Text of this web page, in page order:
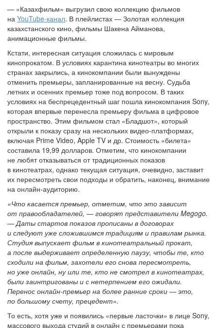
— «Казахфильм» выгрузил свою коллекцию фильмов
на YouTube-канал. В плейлистах — Золотая коллекция
казахстанского кино, фильмы Шакена Айманова,
анимационные фильмы.
Кстати, интересная ситуация сложилась с мировым
кинопрокатом. В условиях карантина кинотеатры во многих
странах закрылись, а кинокомпании были вынуждены
отменить премьеры, запланированные на весну. Судьба
летних и осенних премьер тоже под вопросом. В таких
условиях на беспрецедентный шаг пошла кинокомпания Sony,
которая впервые перенесла премьеру фильма в цифровое
пространство. Этим фильмом стал «Бладшот», который
открыли к показу сразу на нескольких видео-платформах,
включая Prime Video, Apple TV и др. Стоимость «билета»
составила 19,99 долларов. Отметим, что кинокомпании
не любят отказываться от традиционных показов
в кинотеатрах, однако текущая ситуация, очевидно, заставит
их пересмотреть свои подходы и обратить, наконец, внимание
на онлайн-аудиторию.
«Что касается премьер, отметим, что это зависит
от правообладателей, — говорят представители Megogo.
— Даты стартов показов прописаны в договорах
и следуют уже сложившимся традициям и правилам рынка.
Студия выпускает фильм в кинотеатральный прокат,
а после выдерживает определенную паузу, чтобы те, кто
сходили на фильм, захотели его снова пересмотреть,
но уже онлайн, ну или те, кто не смотрел в кинотеатрах,
были заинтригованы и с нетерпением его ожидали.
Перенос онлайн-премьер на более ранние сроки — это,
по большому счету, прецедент».
То есть, хотя уже и появились «первые ласточки» в лице Sony,
массового выхода студий в онлайн с премьерами пока